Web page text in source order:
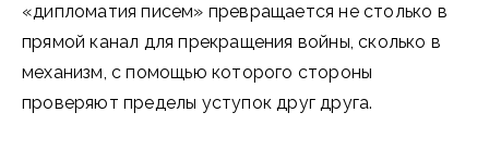
«дипломатия писем» превращается не столько в
прямой канал для прекращения войны, сколько в
механизм, с помощью которого стороны
проверяют пределы уступок друг друга.